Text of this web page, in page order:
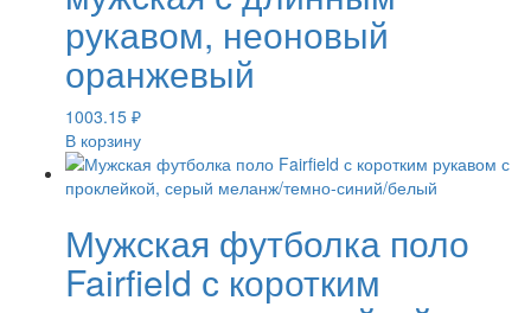
рукавом, неоновый
оранжевый
1003.15 ₽
В корзину
Мужская футболка поло
Fairfield с коротким